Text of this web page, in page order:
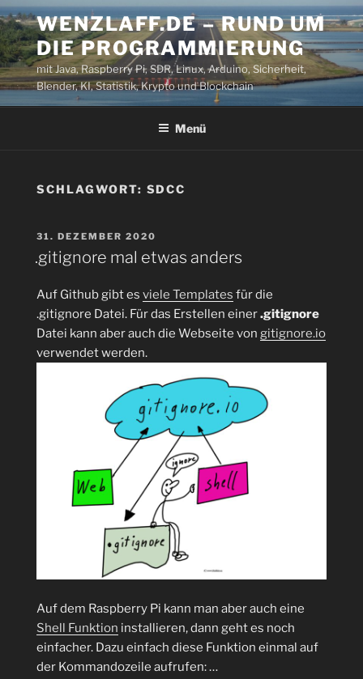
Zum
Inhalt
springen
WENZLAFF.DE – RUND UM
DIE PROGRAMMIERUNG
mit Java, Raspberry Pi, SDR, Linux, Arduino, Sicherheit,
Blender, KI, Statistik, Krypto und Blockchain
Menü
SCHLAGWORT: SDCC
VERÖFFENTLICHT
AM
31. DEZEMBER 2020
.gitignore mal etwas anders
Auf Github gibt es viele Templates für die
.gitignore Datei. Für das Erstellen einer.gitignore
Datei kann aber auch die Webseite von gitignore.io
verwendet werden.
Auf dem Raspberry Pi kann man aber auch eine
Shell Funktion installieren, dann geht es noch
einfacher. Dazu einfach diese Funktion einmal auf
der Kommandozeile aufrufen: …